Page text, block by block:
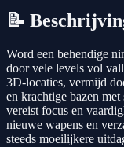
📝
Word een behendige
door vele levels vol
3D-locaties, vermijd
en krachtige bazen
vereist focus en
nieuwe wapens en
steeds moeilijkere